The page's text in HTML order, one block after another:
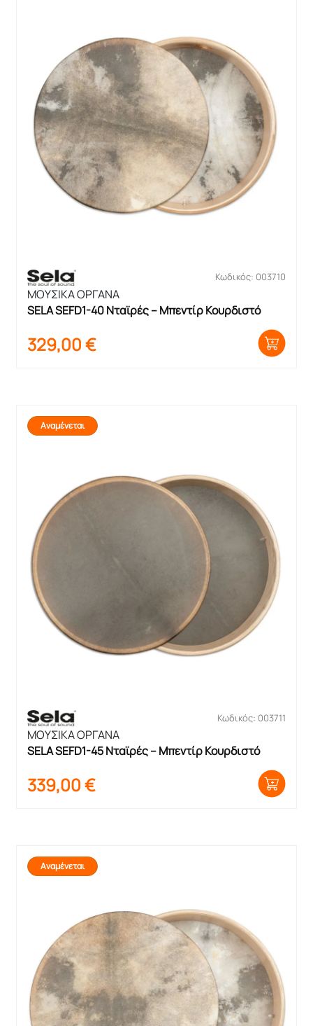
Κωδικός: 003710
ΜΟΥΣΙΚΑ ΟΡΓΑΝΑ
SELA SEFD1-40 Νταϊρές – Μπεντίρ Κουρδιστό
329,00€
Αναμένεται
Κωδικός: 003711
ΜΟΥΣΙΚΑ ΟΡΓΑΝΑ
SELA SEFD1-45 Νταϊρές – Μπεντίρ Κουρδιστό
339,00€
Αναμένεται